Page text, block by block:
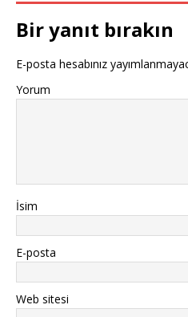
Bir yanıt bırakın
E-posta hesabınız
Yorum
İsim
E-posta
Web sitesi